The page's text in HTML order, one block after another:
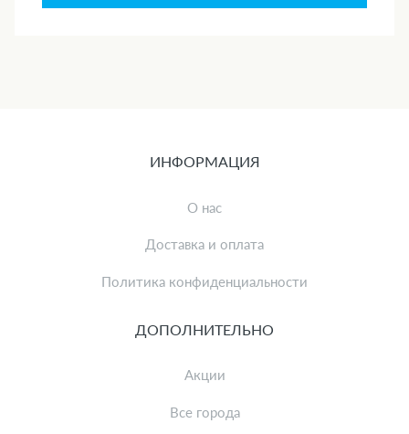
ИНФОРМАЦИЯ
О нас
Доставка и оплата
Политика конфиденциальности
ДОПОЛНИТЕЛЬНО
Акции
Все города